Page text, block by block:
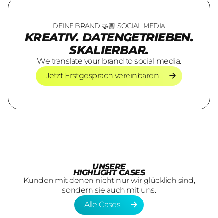
DEINE BRAND 🤝🏼 SOCIAL MEDIA
KREATIV. DATENGETRIEBEN.
SKALIERBAR.
We translate your brand to social media.
Jetzt Erstgespräch vereinbaren
Jetzt Erstgespräch vereinbaren
UNSERE
HIGHLIGHT CASES
Kunden mit denen nicht nur wir glücklich sind,
sondern sie auch mit uns.
Alle Cases
Alle Cases